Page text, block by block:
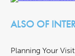
ALSO OF
Planning Your Visit